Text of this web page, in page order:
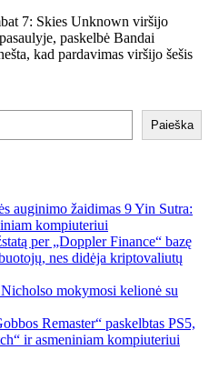
7: Skies Unknown viršijo
paskelbė Bandai
kad pardavimas viršijo šešis
Paieška
auginimo žaidimas 9 Yin Sutra:
kompiuteriui
per „Doppler Finance“ bazę
nes didėja kriptovaliutų
mokymosi kelionė su
Remaster“ paskelbtas PS5,
ir asmeniniam kompiuteriui